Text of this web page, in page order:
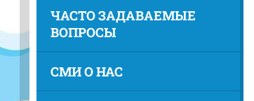
ЧАСТО ЗАДАВАЕМЫЕ
ВОПРОСЫ
СМИ О НАС